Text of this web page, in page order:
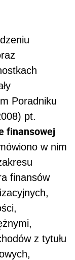
Poradniku
pt.
finansowej
w nim
finansów
z tytułu